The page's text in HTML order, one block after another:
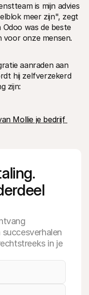
is mijn advies
meer zijn", zegt
was de beste
voor onze mensen.
aanraden aan
hij zelfverzekerd
zijn:
Mollie je bedrijf
in je